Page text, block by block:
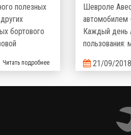
полезных
бортового
системы.
Читать подробнее
Шевроле
автомобилем
Каждый день
пользования:
семейный
комплект
сэкономит
21/09/2018